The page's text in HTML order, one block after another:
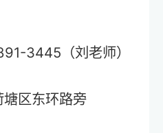
3445（刘老师）
区东环路旁